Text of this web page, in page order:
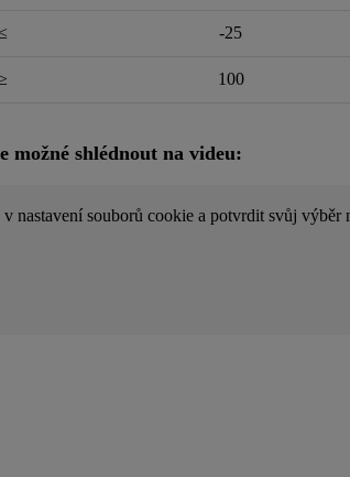
≤ -25
100
možné shlédnout na videu:
nastavení souborů cookie a potvrdit svůj